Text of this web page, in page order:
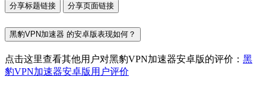
分享标题链接 分享页面链接
黑豹VPN加速器 的安卓版表现如何？
点击这里查看其他用户对黑豹VPN加速器安卓版的评价： 黑
豹VPN加速器安卓版用户评价